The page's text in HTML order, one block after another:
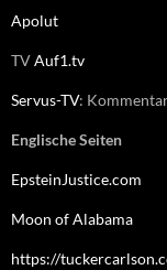
Apolut
TVAuf1.tv
Servus-TV:
Englische Seiten
EpsteinJustice.com
Moon of Alabama
https://